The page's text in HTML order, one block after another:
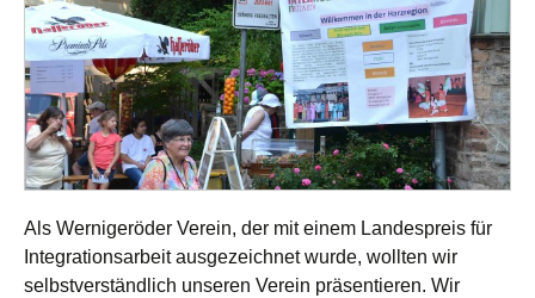
Als Wernigeröder Verein, der mit einem Landespreis für
Integrationsarbeit ausgezeichnet wurde, wollten wir
selbstverständlich unseren Verein präsentieren. Wir